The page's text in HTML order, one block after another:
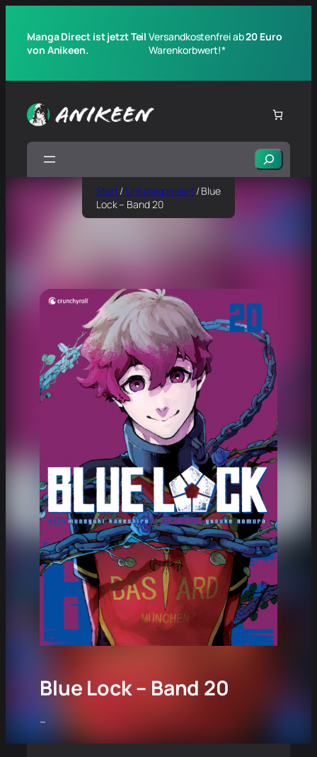
Manga Direct ist jetzt Teil
von Anikeen.
Versandkostenfrei ab20 Euro
Warenkorbwert!*
Suchen
Start/ Unkategorisiert/ Blue
Lock – Band 20
Blue Lock – Band 20
–